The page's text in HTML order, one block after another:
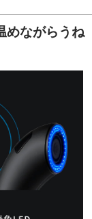
めながらうね